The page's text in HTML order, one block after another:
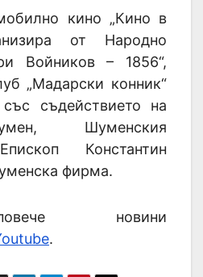
кино „Кино в
от Народно
Войников – 1856“,
„Мадарски конник“
съдействието на
Шуменския
Константин
фирма.
новини
.